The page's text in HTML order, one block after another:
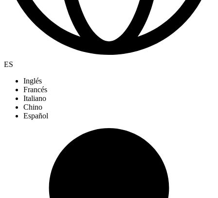
ES
Inglés
Francés
Italiano
Chino
Español